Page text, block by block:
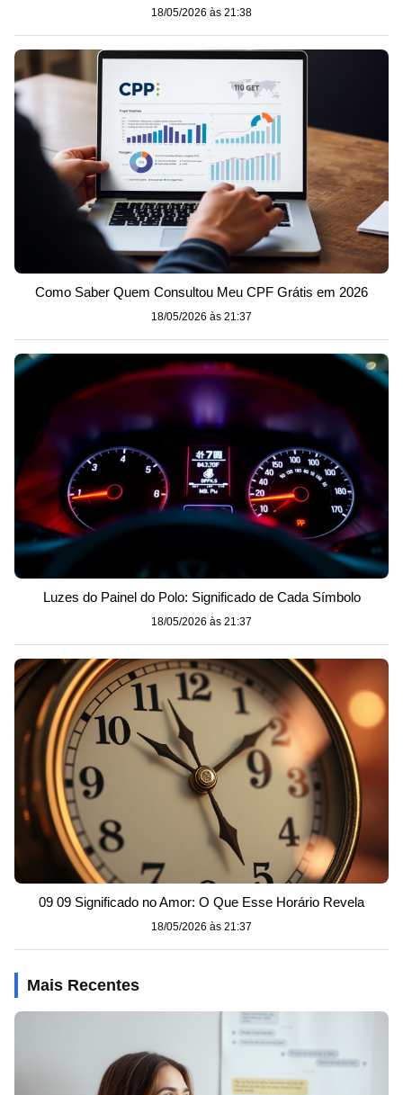
18/05/2026 às 21:38
Como Saber Quem Consultou Meu CPF Grátis em 2026
18/05/2026 às 21:37
Luzes do Painel do Polo: Significado de Cada Símbolo
18/05/2026 às 21:37
09 09 Significado no Amor: O Que Esse Horário Revela
18/05/2026 às 21:37
Mais Recentes